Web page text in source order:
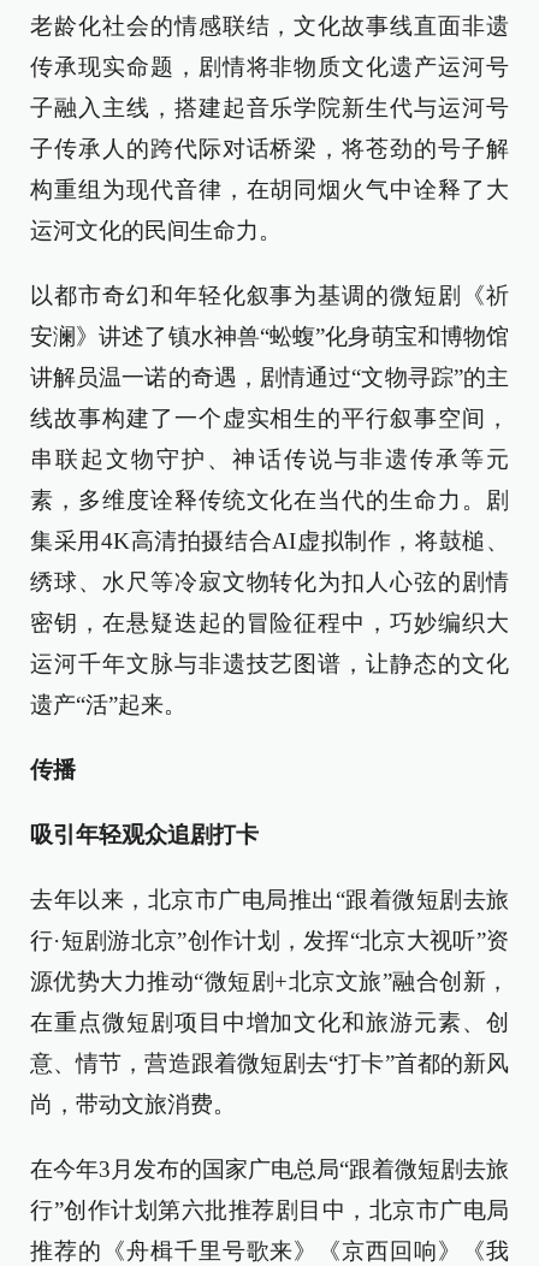
老龄化社会的情感联结，文化故事线直面非遗
传承现实命题，剧情将非物质文化遗产运河号
子融入主线，搭建起音乐学院新生代与运河号
子传承人的跨代际对话桥梁，将苍劲的号子解
构重组为现代音律，在胡同烟火气中诠释了大
运河文化的民间生命力。
以都市奇幻和年轻化叙事为基调的微短剧《祈
安澜》讲述了镇水神兽“蚣蝮”化身萌宝和博物馆
讲解员温一诺的奇遇，剧情通过“文物寻踪”的主
线故事构建了一个虚实相生的平行叙事空间，
串联起文物守护、神话传说与非遗传承等元
素，多维度诠释传统文化在当代的生命力。剧
集采用4K高清拍摄结合AI虚拟制作，将鼓槌、
绣球、水尺等冷寂文物转化为扣人心弦的剧情
密钥，在悬疑迭起的冒险征程中，巧妙编织大
运河千年文脉与非遗技艺图谱，让静态的文化
遗产“活”起来。
传播
吸引年轻观众追剧打卡
去年以来，北京市广电局推出“跟着微短剧去旅
行·短剧游北京”创作计划，发挥“北京大视听”资
源优势大力推动“微短剧+北京文旅”融合创新，
在重点微短剧项目中增加文化和旅游元素、创
意、情节，营造跟着微短剧去“打卡”首都的新风
尚，带动文旅消费。
在今年3月发布的国家广电总局“跟着微短剧去旅
行”创作计划第六批推荐剧目中，北京市广电局
推荐的《舟楫千里号歌来》《京西回响》《我